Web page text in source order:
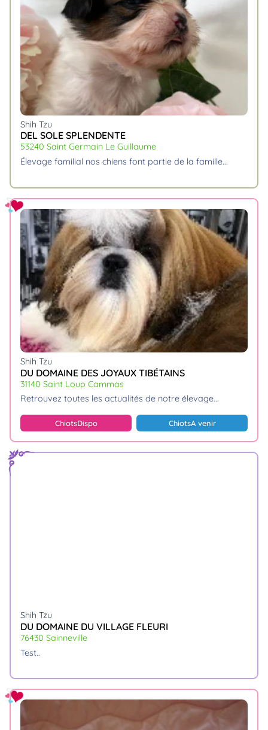
Shih Tzu
DEL SOLE SPLENDENTE
53240 Saint Germain Le Guillaume
élevage familial nos chiens font partie de la famille.
Shih Tzu
DU DOMAINE DES JOYAUX TIBÉTAINS
31140 Saint Loup Cammas
retrouvez toutes les actualités de notre élevage.
ChiotsDispo ChiotsA venir
Shih Tzu
DU DOMAINE DU VILLAGE FLEURI
76430 Sainneville
test